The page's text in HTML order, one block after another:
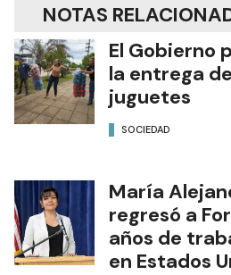
NOTAS
El Gobierno
la entrega
juguetes
SOCIEDAD
María
regresó a
años de
en Estados